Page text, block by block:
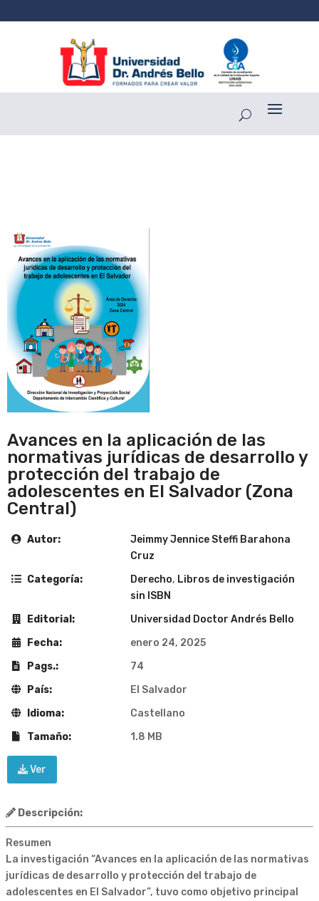
Avances en la aplicación de las
normativas jurídicas de desarrollo y
protección del trabajo de
adolescentes en El Salvador (Zona
Central)
Autor:
Jeimmy Jennice Steffi Barahona
Cruz
Categoría:
Derecho, Libros de investigación
sin ISBN
Editorial:
Universidad Doctor Andrés Bello
Fecha:
enero 24, 2025
Pags.:
74
País:
El Salvador
Idioma:
Castellano
Tamaño:
1.8 MB
Ver
Descripción:
Resumen
La investigación “Avances en la aplicación de las normativas
jurídicas de desarrollo y protección del trabajo de
adolescentes en El Salvador”, tuvo como objetivo principal